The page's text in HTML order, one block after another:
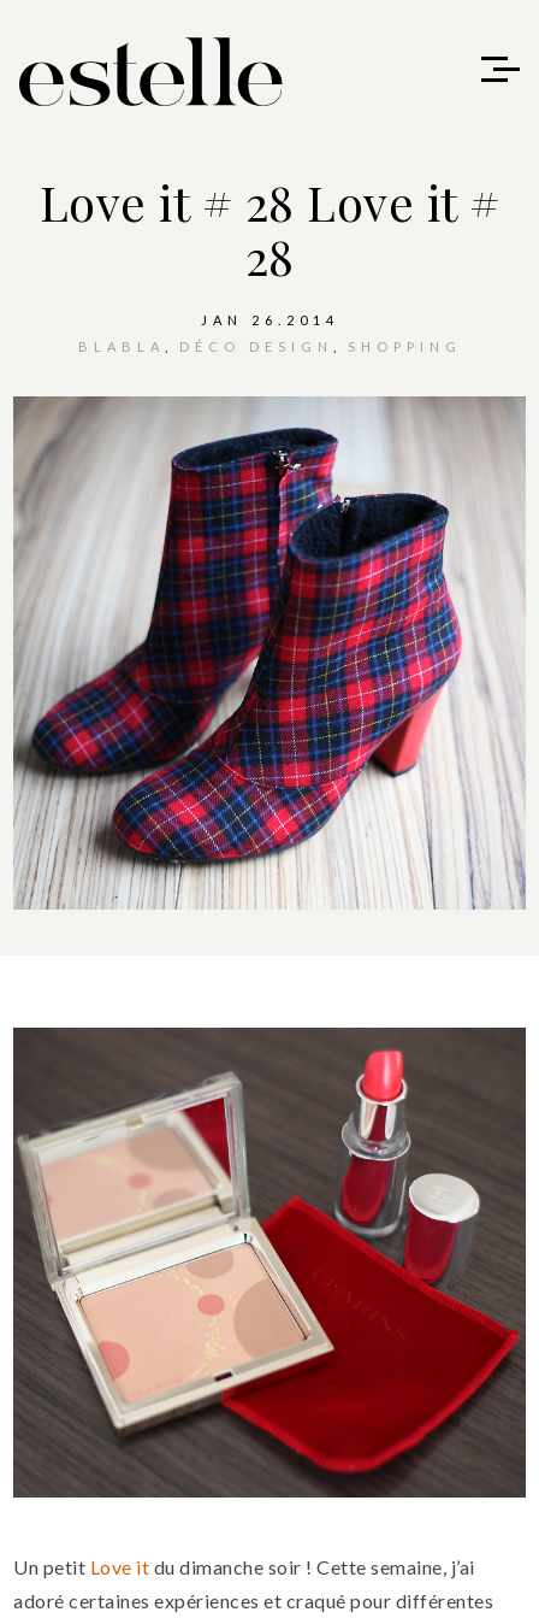
Love it # 28 Love it #
28
JAN 26.2014
BLABLA
DÉCO DESIGN SHOPPING
Un petit Love it du dimanche soir ! Cette semaine, j’ai
adoré certaines expériences et craqué pour différentes